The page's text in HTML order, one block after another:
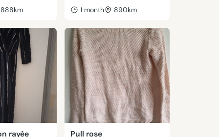
888km 1 month 890km
rayée Pull rose